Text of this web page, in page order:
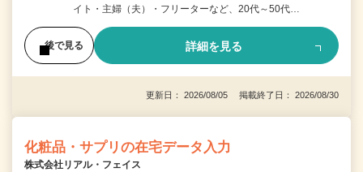
イト・主婦（夫）・フリーターなど、20代～50代…
後で見る 詳細を見る
更新日： 2026/08/05 掲載終了日： 2026/08/30
化粧品・サプリの在宅データ入力
株式会社リアル・フェイス